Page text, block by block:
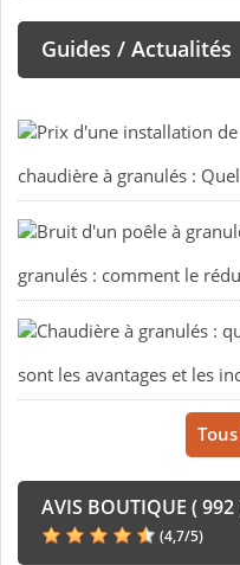
Guides / Actualités
chaudière à granulés :
granulés : comment le
sont les avantages et les
AVIS BOUTIQUE ( 992
(4,7/5)